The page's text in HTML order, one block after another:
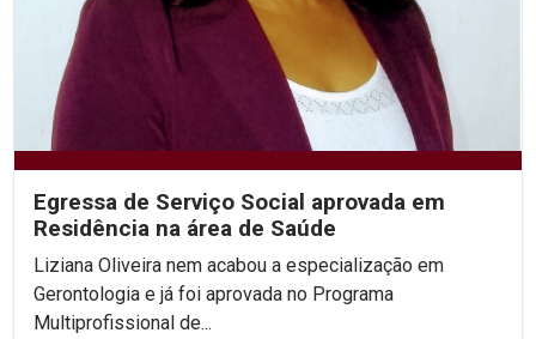
Egressa de Serviço Social aprovada em
Residência na área de Saúde
Liziana Oliveira nem acabou a especialização em
Gerontologia e já foi aprovada no Programa
Multiprofissional de...